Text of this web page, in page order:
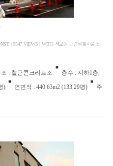
| 9547 VIEWS | WITH 서교동 근린생활시설 신
조 : 철근콘크리트조 층수 : 지하1층,
) 연면적 : 440.63m2 (133.29평) 주